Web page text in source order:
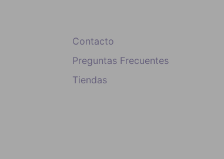
Contacto
Preguntas Frecuentes
Tiendas